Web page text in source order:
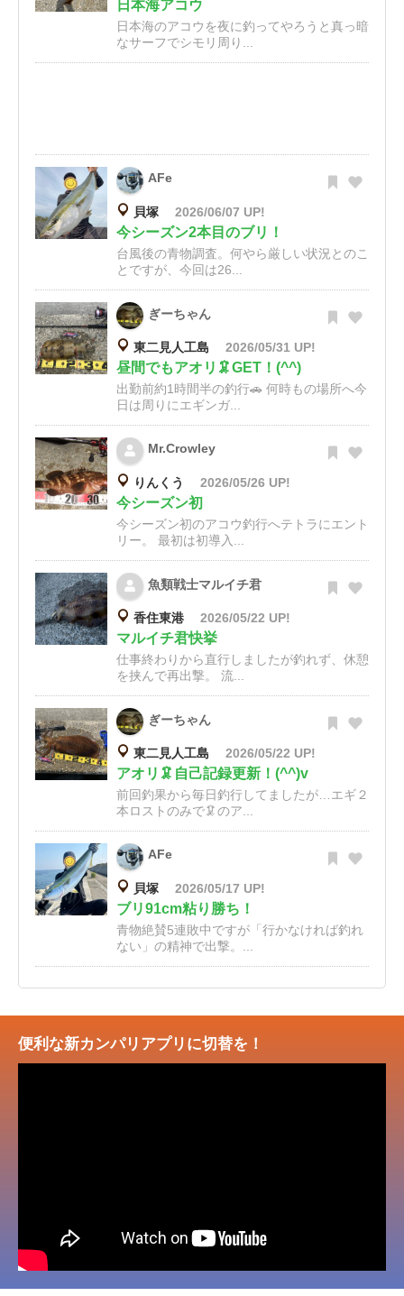
日本海アコウ
日本海のアコウを夜に釣ってやろうと真っ暗
なサーフでシモリ周り...
AFe
貝塚 2026/06/07 UP!
今シーズン2本目のブリ！
台風後の青物調査。何やら厳しい状況とのこ
とですが、今回は26...
ぎーちゃん
東二見人工島 2026/05/31 UP!
昼間でもアオリ🦑GET！(^^)
出勤前約1時間半の釣行🚗 何時もの場所へ今
日は周りにエギンガ...
Mr.Crowley
りんくう 2026/05/26 UP!
今シーズン初
今シーズン初のアコウ釣行へテトラにエント
リー。 最初は初導入...
魚類戦士マルイチ君
香住東港 2026/05/22 UP!
マルイチ君快挙
仕事終わりから直行しましたが釣れず、休憩
を挟んで再出撃。 流...
ぎーちゃん
東二見人工島 2026/05/22 UP!
アオリ🦑自己記録更新！(^^)v
前回釣果から毎日釣行してましたが…エギ２
本ロストのみで🦑のア...
AFe
貝塚 2026/05/17 UP!
ブリ91cm粘り勝ち！
青物絶賛5連敗中ですが「行かなければ釣れ
ない」の精神で出撃。...
便利な新カンパリアプリに切替を！